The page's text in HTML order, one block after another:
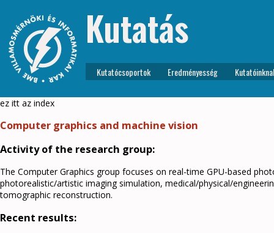
Kutatás
Kutatócsoportok Eredményesség
ez itt az index
Computer graphics and machine vision
Activity of the research group:
The Computer Graphics group focuses on real-time GPU-based
photorealistic/artistic imaging simulation, medical/physical/
tomographic reconstruction.
Recent results: